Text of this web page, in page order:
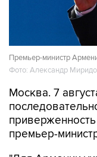
Премьер-министр
Фото: Александр
Москва. 7
премьер-